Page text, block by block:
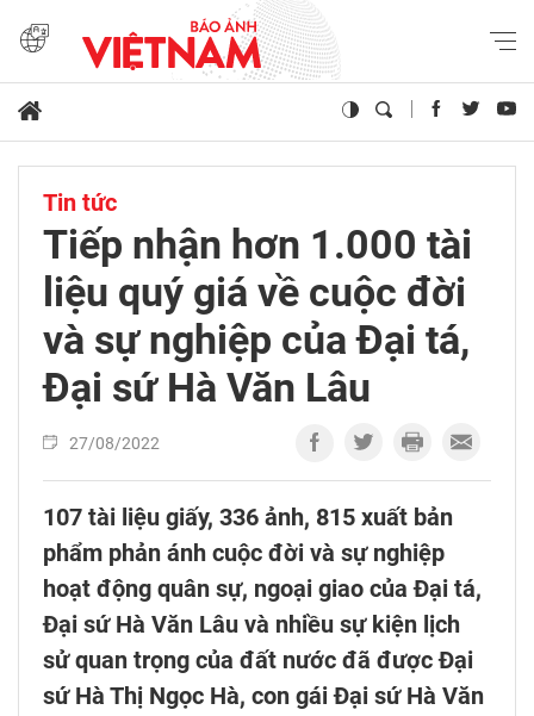
Tin tức
Tiếp nhận hơn 1.000 tài
liệu quý giá về cuộc đời
và sự nghiệp của Đại tá,
Đại sứ Hà Văn Lâu
27/08/2022
107 tài liệu giấy, 336 ảnh, 815 xuất bản
phẩm phản ánh cuộc đời và sự nghiệp
hoạt động quân sự, ngoại giao của Đại tá,
Đại sứ Hà Văn Lâu và nhiều sự kiện lịch
sử quan trọng của đất nước đã được Đại
sứ Hà Thị Ngọc Hà, con gái Đại sứ Hà Văn